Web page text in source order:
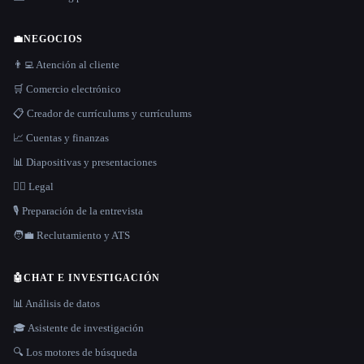
💼NEGOCIOS
👨‍💻 Atención al cliente
🛒 Comercio electrónico
📋 Creador de currículums y currículums
📈 Cuentas y finanzas
📊 Diapositivas y presentaciones
👩‍⚖️ Legal
🎙️ Preparación de la entrevista
🧑‍💼 Reclutamiento y ATS
🤖CHAT E INVESTIGACIÓN
📊 Análisis de datos
🎓 Asistente de investigación
🔍 Los motores de búsqueda